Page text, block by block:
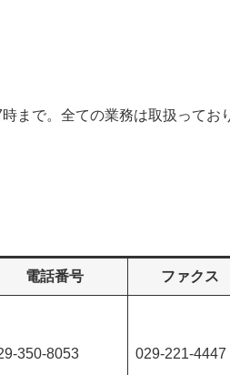
で。全ての業務は取扱ってお
電話番号 ファクス
350-8053 029-221-4447